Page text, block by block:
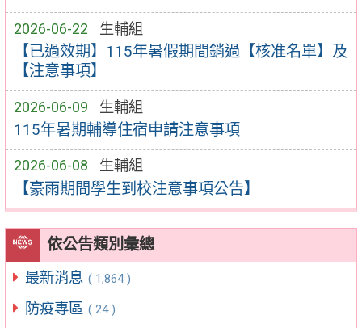
2026-06-22 生輔組
【已過效期】115年暑假期間銷過【核准名單】及
【注意事項】
2026-06-09 生輔組
115年暑期輔導住宿申請注意事項
2026-06-08 生輔組
【豪雨期間學生到校注意事項公告】
依公告類別彙總
最新消息 ( 1,864 )
防疫專區 ( 24 )